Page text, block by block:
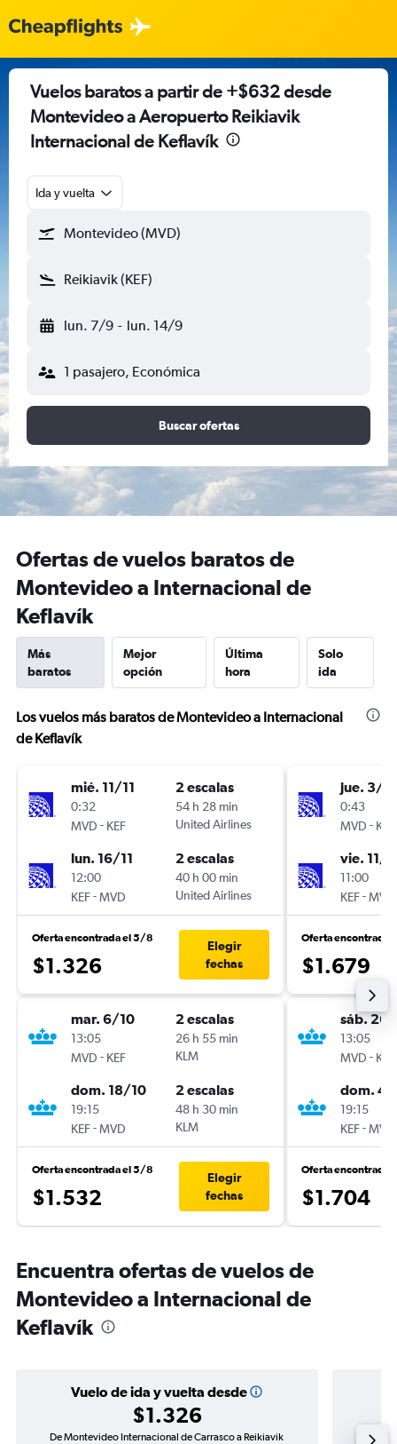
Vuelos baratos a partir de +$632 desde
Montevideo a Aeropuerto Reikiavik
Internacional de Keflavík
Ida y vuelta
Montevideo (MVD)
Reikiavik (KEF)
lun. 7/9 - lun. 14/9
1 pasajero, Económica
Buscar ofertas
Ofertas de vuelos baratos de
Montevideo a Internacional de
Keflavík
Más
baratos
Mejor
opción
Última
hora
Solo
ida
Los vuelos más baratos de Montevideo a Internacional
de Keflavík
mié. 11/11
0:32
MVD - KEF
2 escalas
54 h 28 min
United Airlines
lun. 16/11
12:00
KEF-MVD
2 escalas
40 h 00 min
United Airlines
Oferta encontrada el 5/8
$1.326
Elegir
fechas
mar. 6/10
13:05
MVD - KEF
2 escalas
26 h 55 min
KLM
dom. 18/10
19:15
KEF-MVD
2 escalas
48 h 30 min
KLM
Oferta encontrada el 5/8
$1.532
Elegir
fechas
jue. 3/9
0:43
MVD - KEF
vie. 11/9
11:00
KEF-MVD
Oferta encontrada
$1.679
sáb.
13:05
MVD - KEF
dom. 4/
19:15
KEF-MVD
Oferta encontrada
$1.704
Encuentra ofertas de vuelos de
Montevideo a Internacional de
Keflavík
Vuelo de ida y vuelta desde
$1.326
De Montevideo Internacional de Carrasco a Reikiavik
Vuelo